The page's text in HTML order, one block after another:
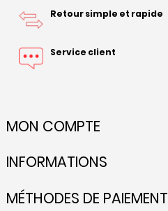
Retour simple et rapide
Service client
MON COMPTE
INFORMATIONS
MÉTHODES DE PAIEMENT